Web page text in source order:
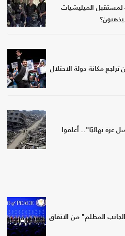
لمستقبل الميليشيات
مكانة دولة الاحتلال
غزة نهائيًا".. أغلقوا
المظلم" من الاتفاق